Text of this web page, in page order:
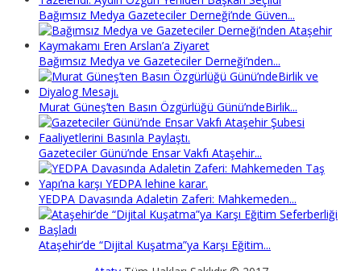
Bağımsız Medya Gazeteciler Derneği’nde Güven...
Bağımsız Medya ve Gazeteciler Derneği’nden...
Murat Güneş’ten Basın Özgürlüğü Günü’ndeBirlik...
Gazeteciler Günü’nde Ensar Vakfı Ataşehir...
YEDPA Davasında Adaletin Zaferi: Mahkemeden...
Ataşehir’de “Dijital Kuşatma”ya Karşı Eğitim...